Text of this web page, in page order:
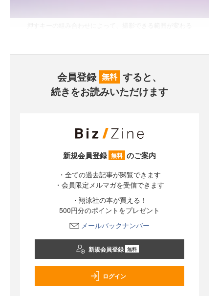
会員登録 無料 すると、
続きをお読みいただけます
新規会員登録 無料 のご案内
・全ての過去記事が閲覧できます
・会員限定メルマガを受信できます
・翔泳社の本が買える！
500円分のポイントをプレゼント
メールバックナンバー
新規会員登録 無料
ログイン